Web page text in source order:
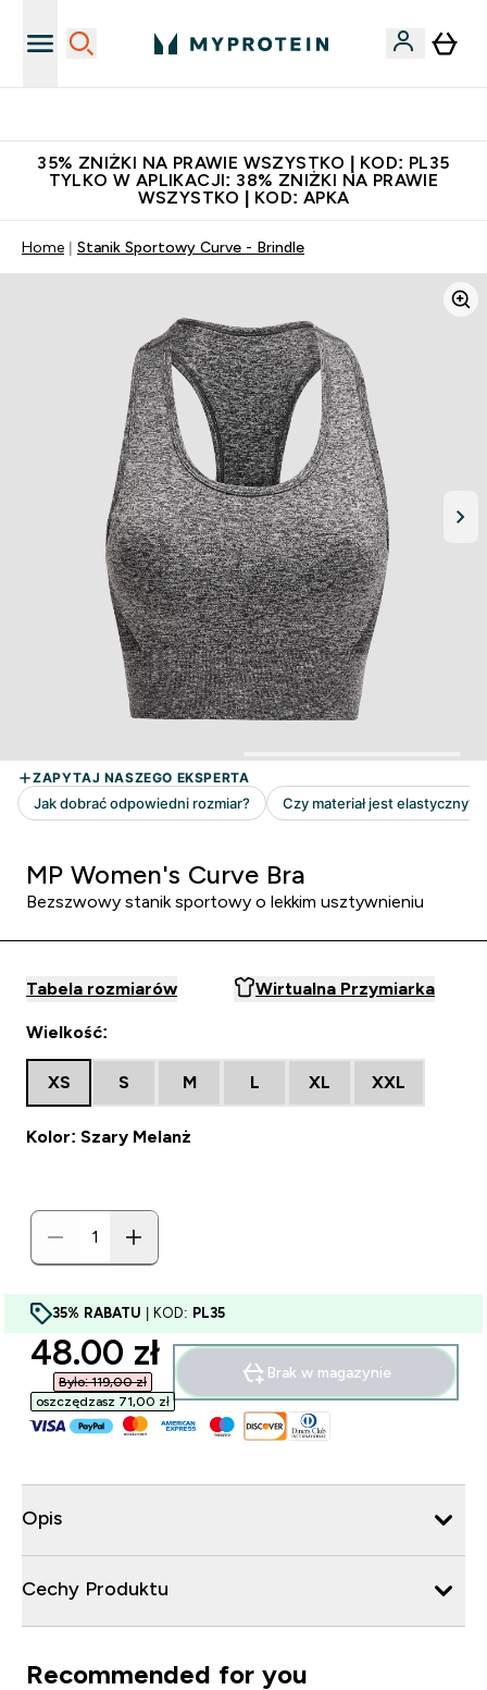
35% ZNIŻKI NA PRAWIE WSZYSTKO | KOD: PL35
TYLKO W APLIKACJI: 38% ZNIŻKI NA PRAWIE
WSZYSTKO | KOD: APKA
Home Stanik Sportowy Curve - Brindle
MP Women's Curve Bra
Bezszwowy stanik sportowy o lekkim usztywnieniu
Tabela rozmiarów Wirtualna Przymiarka
Wielkość:
XS S M L XL XXL
Kolor: Szary Melanż
35% RABATU | KOD: PL35
discounted price
48.00 zł‎
Było: 119,00 zł‎
oszczędzasz 71,00 zł‎
Brak w magazynie
Opis
Cechy Produktu
Recommended for you